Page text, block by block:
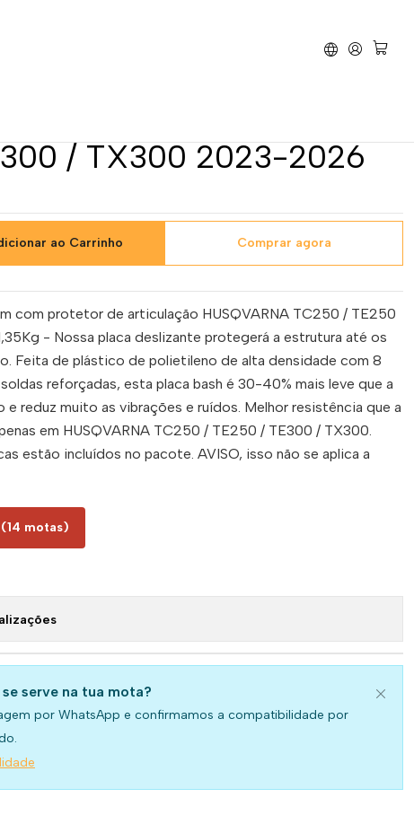
Husqvarna TC250 /
/ TX300 2023-2026
ao Carrinho Comprar agora
com protetor de articulação HUSQVARNA TC250 / TE250
- Nossa placa deslizante protegerá a estrutura até os
Feita de plástico de polietileno de alta densidade com 8
reforçadas, esta placa bash é 30-40% mais leve que a
e reduz muito as vibrações e ruídos. Melhor resistência que a
em HUSQVARNA TC250 / TE250 / TE300 / TX300.
estão incluídos no pacote. AVISO, isso não se aplica a
motas)
serve na tua mota?
por WhatsApp e confirmamos a compatibilidade por